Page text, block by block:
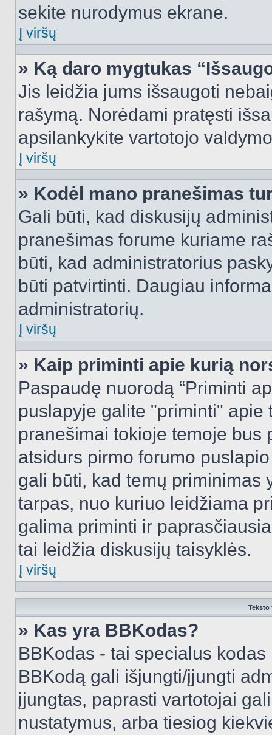
sekite nurodymus ekrane.
Į viršų
» Ką daro mygtukas
Jis leidžia jums išsaugoti
rašymą. Norėdami pratęsti
apsilankykite vartotojo
Į viršų
» Kodėl mano pranešimas
Gali būti, kad diskusijų
pranešimas forume kuriame
būti, kad administratorius
būti patvirtinti. Daugiau
administratorių.
Į viršų
» Kaip priminti apie kurią
Paspaudę nuorodą “Priminti
puslapyje galite "priminti"
pranešimai tokioje temoje bus
atsidurs pirmo forumo
gali būti, kad temų priminimas
tarpas, nuo kuriuo leidžiama
galima priminti ir
tai leidžia diskusijų taisyklės.
Į viršų
Teksto
» Kas yra BBKodas?
BBKodas - tai specialus
BBKodą gali išjungti/įjungti
įjungtas, paprasti vartotojai
nustatymus, arba tiesiog